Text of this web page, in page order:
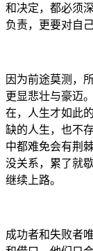
和决定，都必须
负责，更要对自
因为前途莫测，
更显悲壮与豪迈
在，人生才如此
缺的人生，也不
中都难免会有荆
没关系，累了就
继续上路。
成功者和失败者